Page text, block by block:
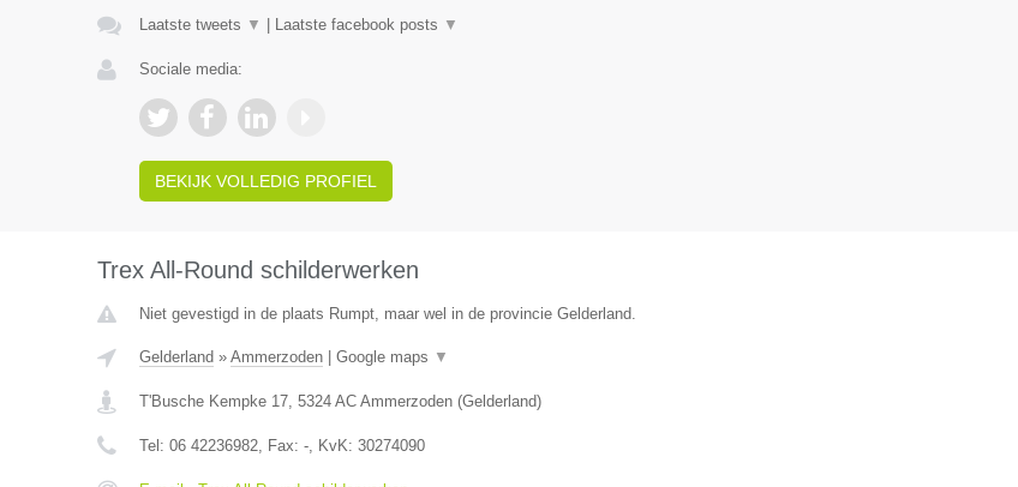
Laatste tweets ▼ Laatste facebook posts ▼
Sociale media:
BEKIJK VOLLEDIG PROFIEL
Trex All-Round schilderwerken
Niet gevestigd in de plaats Rumpt, maar wel in de provincie Gelderland.
Gelderland » Ammerzoden| Google maps ▼
T'Busche Kempke 17, 5324 AC Ammerzoden(Gelderland)
Tel: 06 42236982, Fax: -, KvK: 30274090